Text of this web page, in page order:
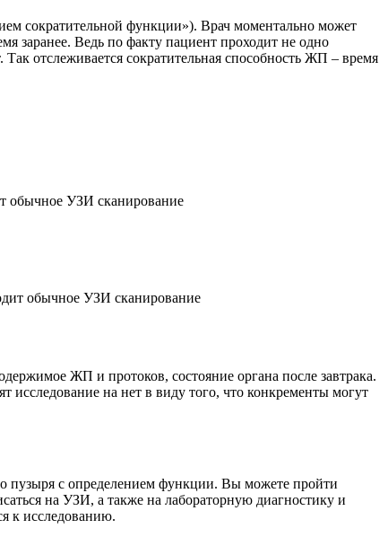
сократительной функции»). Врач моментально может
заранее. Ведь по факту пациент проходит не одно
отслеживается сократительная способность ЖП – время
обычное УЗИ сканирование
обычное УЗИ сканирование
ЖП и протоков, состояние органа после завтрака.
исследование на нет в виду того, что конкременты могут
пузыря с определением функции. Вы можете пройти
на УЗИ, а также на лабораторную диагностику и
к исследованию.